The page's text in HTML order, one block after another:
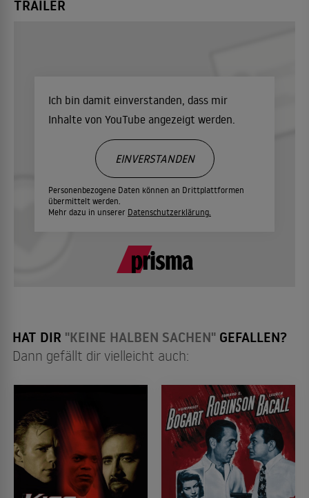
TRAILER
Ich bin damit einverstanden, dass mir
Inhalte von YouTube angezeigt werden.
Personenbezogene Daten können an Drittplattformen
übermittelt werden.
Mehr dazu in unserer Datenschutzerklärung.
EINVERSTANDEN
HAT DIR "KEINE HALBEN SACHEN" GEFALLEN?
Dann gefällt dir vielleicht auch: